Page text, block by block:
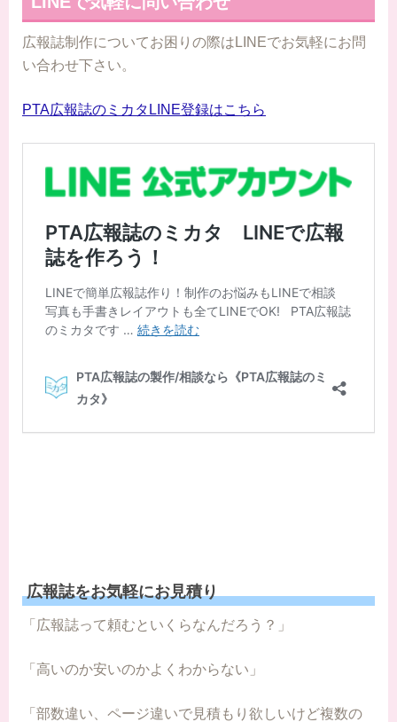
広報誌制作についてお困りの際はLINEでお気軽にお問
い合わせ下さい。
PTA広報誌のミカタLINE登録はこちら
広報誌をお気軽にお見積り
「広報誌って頼むといくらなんだろう？」
「高いのか安いのかよくわからない」
「部数違い、ページ違いで見積もり欲しいけど複数の